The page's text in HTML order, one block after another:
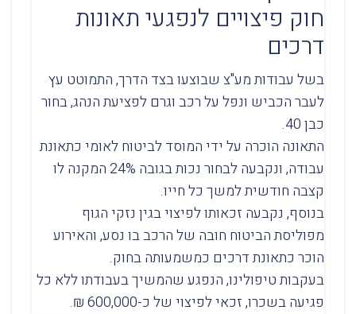
חוק פיצויים לנפגעי תאונות
דרכים
בשל עבודות מע"צ שבוצעו בצד הדרך, התמוטט עץ
לעבר הכביש ונפל על רכב וגרם לפציעת הנהג, בחור
כבן 40.
התאונה הוכרה על ידי המוסד לביטוח לאומי כתאונת
עבודה, ונקבעה לבחור נכות בגובה 24% המקנה לו
קצבה חודשית למשך כל חייו.
בנוסף, נקבעה זכאותו לפיצוי בגין נזקי הגוף
מפוליסת הביטוח חובה של הרכב בו נסע, והאירוע
הוכר כתאונת דרכים כמשמעותה בחוק.
בעקבות טיפולינו, הנפגע שהמשיך בעבודתו ללא כל
פגיעה בשכרו, זכאי לפיצוי של כ-600,000 ₪.